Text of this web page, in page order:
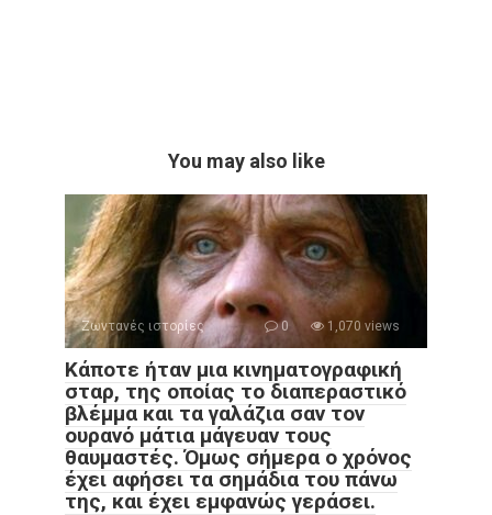
You may also like
Ζωντανές ιστορίες 0 1,070 views
Κάποτε ήταν μια κινηματογραφική
σταρ, της οποίας το διαπεραστικό
βλέμμα και τα γαλάζια σαν τον
ουρανό μάτια μάγευαν τους
θαυμαστές. Όμως σήμερα ο χρόνος
έχει αφήσει τα σημάδια του πάνω
της, και έχει εμφανώς γεράσει.